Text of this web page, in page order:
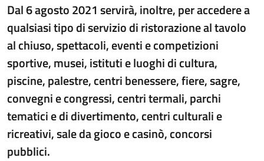
Dal 6 agosto 2021 servirà, inoltre, per accedere a
qualsiasi tipo di servizio di ristorazione al tavolo
al chiuso, spettacoli, eventi e competizioni
sportive, musei, istituti e luoghi di cultura,
piscine, palestre, centri benessere, fiere, sagre,
convegni e congressi, centri termali, parchi
tematici e di divertimento, centri culturali e
ricreativi, sale da gioco e casinò, concorsi
pubblici.